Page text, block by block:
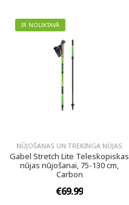
IR NOLIKTAVĀ
NŪJOŠANAS UN TREKINGA NŪJAS
Gabel Stretch Lite Teleskopiskas
nūjas nūjošanai, 75-130 cm,
Carbon
€69.99